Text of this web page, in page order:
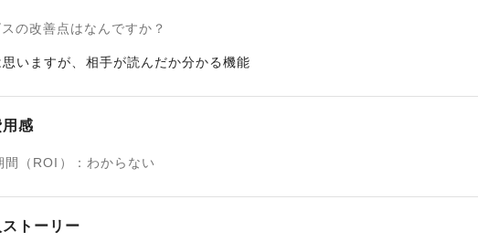
の改善点はなんですか？
いますが、相手が読んだか分かる機能
感
（ROI） ： わからない
トーリー